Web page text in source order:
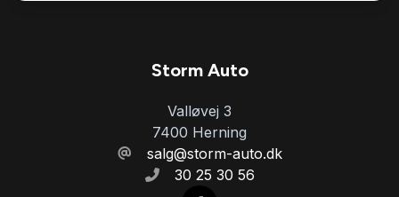
Storm Auto
Valløvej 3
7400 Herning
salg@storm-auto.dk
30 25 30 56